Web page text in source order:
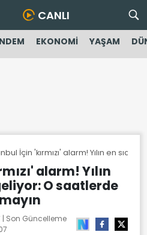
CANLI
EKONOMİ YAŞAM
İçin 'kırmızı' alarm! Yılın en
alarm! Yılın
O saatlerde
| Son Güncelleme